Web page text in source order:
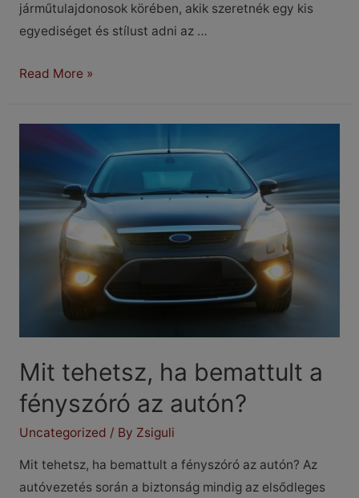
járműtulajdonosok körében, akik szeretnék egy kis
egyediséget és stílust adni az …
Hatalmas
Read More »
Mit tehetsz, ha bemattult a
fényszóró az autón?
Uncategorized / By Zsiguli
Mit tehetsz, ha bemattult a fényszóró az autón? Az
autóvezetés során a biztonság mindig az elsődleges